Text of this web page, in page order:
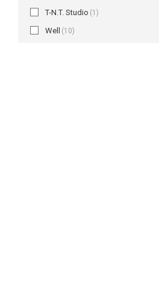
T-N.T. Studio (1)
Well (10)